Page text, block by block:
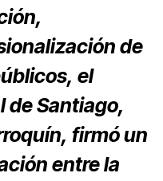
de
el
de Santiago,
firmó un
entre la